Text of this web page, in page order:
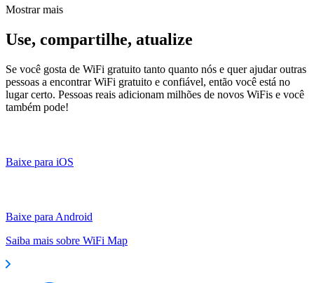
Mostrar mais
Use, compartilhe, atualize
Se você gosta de WiFi gratuito tanto quanto nós e quer ajudar outras
pessoas a encontrar WiFi gratuito e confiável, então você está no
lugar certo. Pessoas reais adicionam milhões de novos WiFis e você
também pode!
Baixe para iOS
Baixe para Android
Saiba mais sobre WiFi Map